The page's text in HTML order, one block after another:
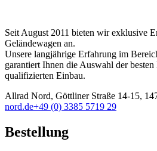
Seit August 2011 bieten wir exklusive
Geländewagen an.
Unsere langjährige Erfahrung im
garantiert Ihnen die Auswahl der
qualifizierten Einbau.
Allrad Nord, Göttliner Straße 14-15,
nord.de+49 (0) 3385 5719 29
Bestellung